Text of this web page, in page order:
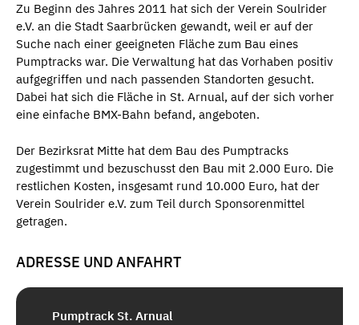
Zu Beginn des Jahres 2011 hat sich der Verein Soulrider
e.V. an die Stadt Saarbrücken gewandt, weil er auf der
Suche nach einer geeigneten Fläche zum Bau eines
Pumptracks war. Die Verwaltung hat das Vorhaben positiv
aufgegriffen und nach passenden Standorten gesucht.
Dabei hat sich die Fläche in St. Arnual, auf der sich vorher
eine einfache BMX-Bahn befand, angeboten.
Der Bezirksrat Mitte hat dem Bau des Pumptracks
zugestimmt und bezuschusst den Bau mit 2.000 Euro. Die
restlichen Kosten, insgesamt rund 10.000 Euro, hat der
Verein Soulrider e.V. zum Teil durch Sponsorenmittel
getragen.
ADRESSE UND ANFAHRT
Pumptrack St. Arnual